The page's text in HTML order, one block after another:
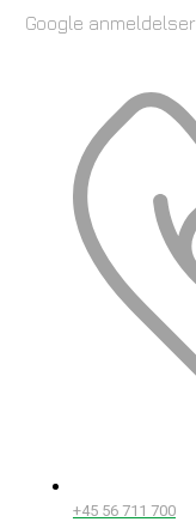
Google anmeldelser
+45 56 711 700